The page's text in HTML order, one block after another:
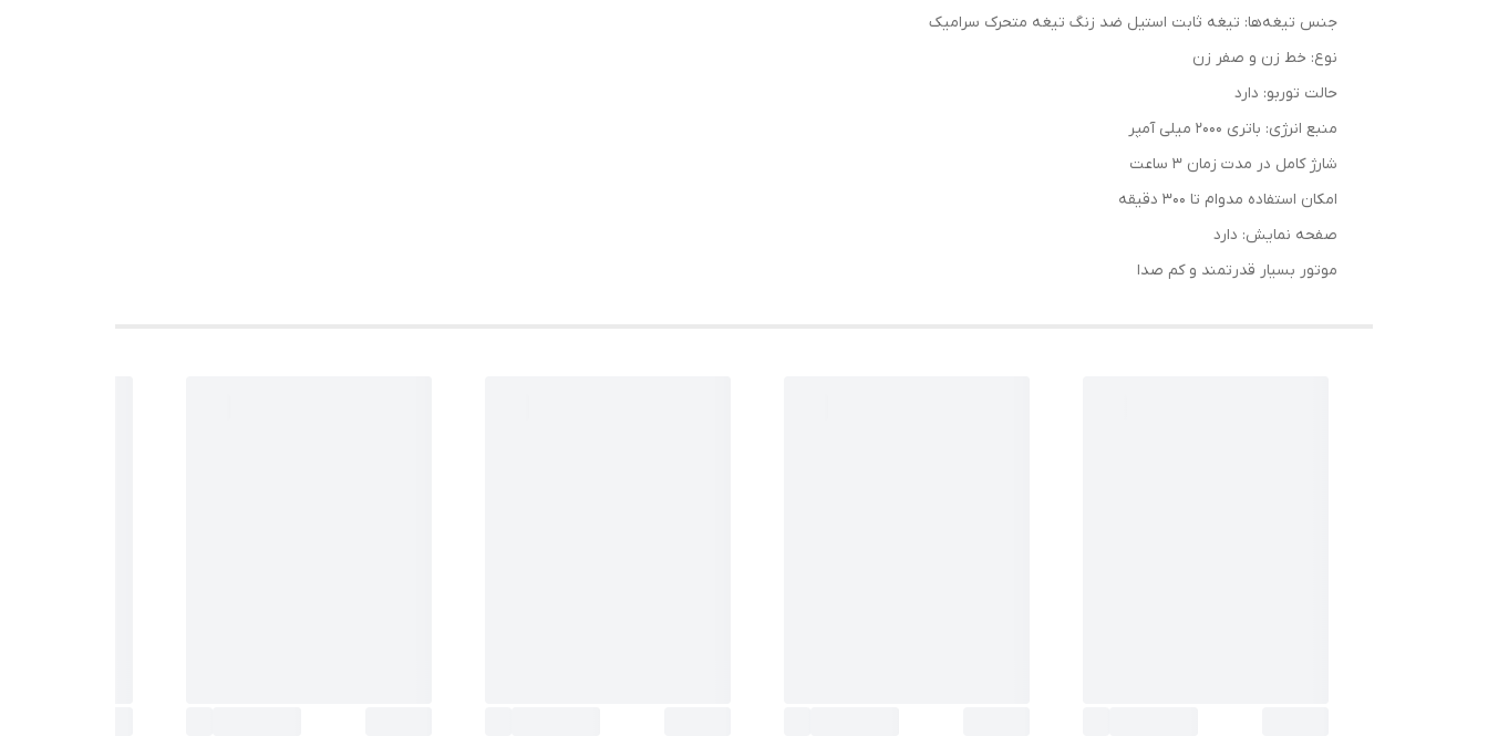
جنس تیغه‌ها: تیغه ثابت استیل ضد زنگ تیغه متحرک سرامیک
نوع: خط زن و صفر زن
حالت توربو: دارد
منبع انرژی: باتری 2000 میلی آمپر
شارژ کامل در مدت زمان 3 ساعت
امکان استفاده مدوام تا 300 دقیقه
صفحه نمایش: دارد
موتور بسیار قدرتمند و کم صدا